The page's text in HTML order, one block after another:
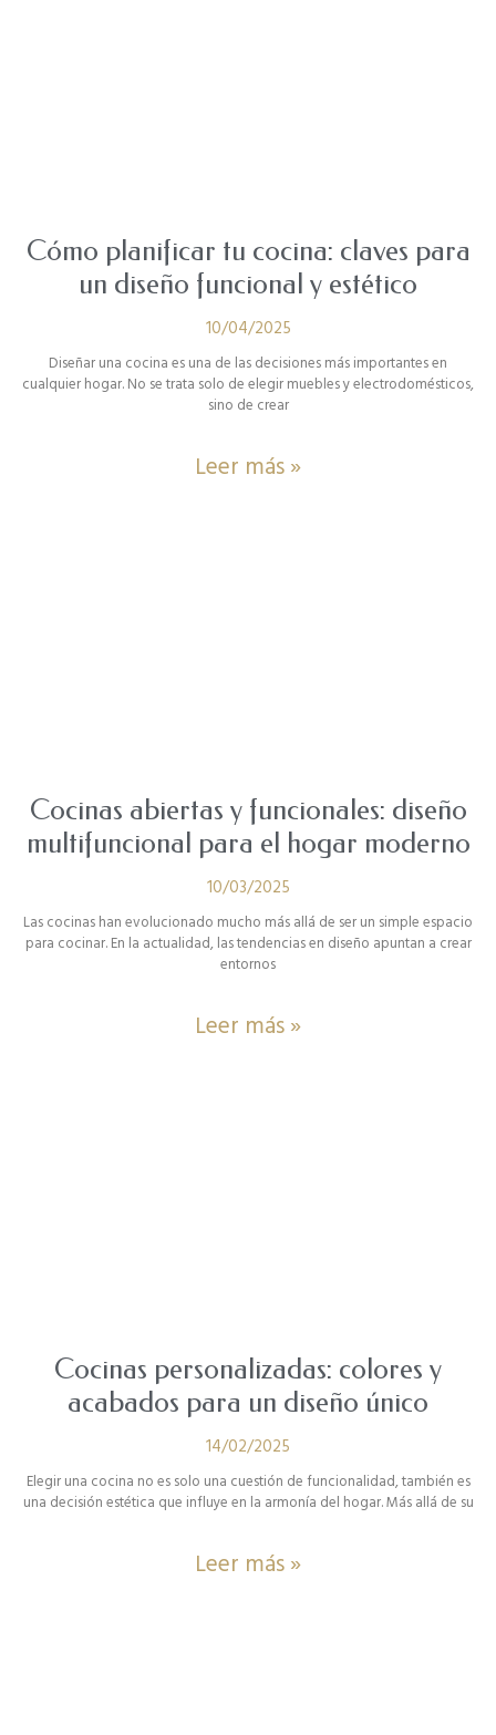
Cómo planificar tu cocina: claves para
un diseño funcional y estético
10/04/2025
Diseñar una cocina es una de las decisiones más importantes en
cualquier hogar. No se trata solo de elegir muebles y electrodomésticos,
sino de crear
Leer más »
Cocinas abiertas y funcionales: diseño
multifuncional para el hogar moderno
10/03/2025
Las cocinas han evolucionado mucho más allá de ser un simple espacio
para cocinar. En la actualidad, las tendencias en diseño apuntan a crear
entornos
Leer más »
Cocinas personalizadas: colores y
acabados para un diseño único
14/02/2025
Elegir una cocina no es solo una cuestión de funcionalidad, también es
una decisión estética que influye en la armonía del hogar. Más allá de su
Leer más »